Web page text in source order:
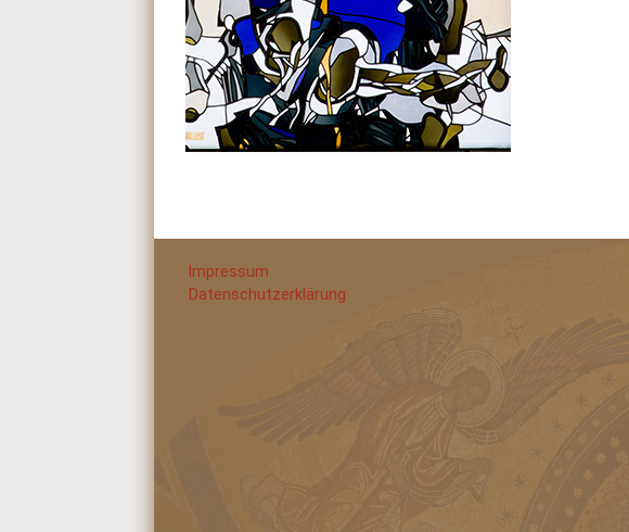
Impressum
Datenschutzerklärung